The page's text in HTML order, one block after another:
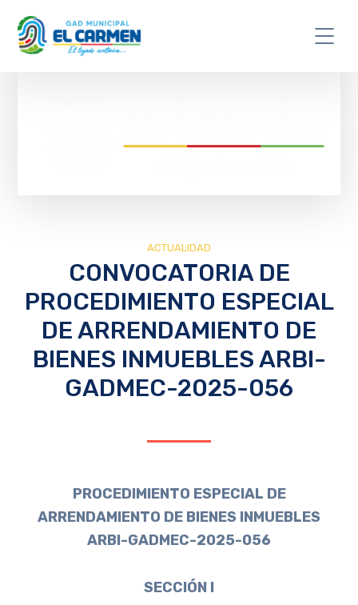
ACTUALIDAD
CONVOCATORIA DE
PROCEDIMIENTO ESPECIAL
DE ARRENDAMIENTO DE
BIENES INMUEBLES ARBI-
GADMEC-2025-056
PROCEDIMIENTO ESPECIAL DE
ARRENDAMIENTO DE BIENES INMUEBLES
ARBI-GADMEC-2025-056
SECCIÓN I